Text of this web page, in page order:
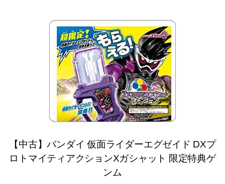
【中古】バンダイ 仮面ライダーエグゼイド DXプ
ロトマイティアクションXガシャット 限定特典ゲ
ンム